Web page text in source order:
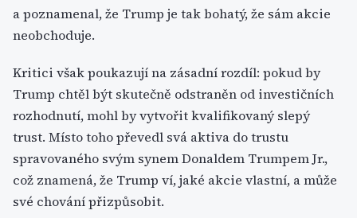
a poznamenal, že Trump je tak bohatý, že sám akcie
neobchoduje.
Kritici však poukazují na zásadní rozdíl: pokud by
Trump chtěl být skutečně odstraněn od investičních
rozhodnutí, mohl by vytvořit kvalifikovaný slepý
trust. Místo toho převedl svá aktiva do trustu
spravovaného svým synem Donaldem Trumpem Jr.,
což znamená, že Trump ví, jaké akcie vlastní, a může
své chování přizpůsobit.